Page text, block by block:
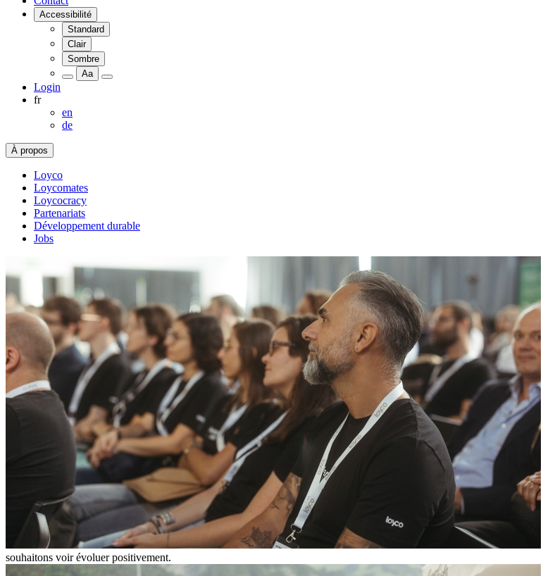
Accessibilité
Standard
Clair
Sombre
Aa
Login
fr
en
de
À propos
Loyco
Loycomates
Loycocracy
Partenariats
Développement durable
Jobs
souhaitons voir évoluer positivement.